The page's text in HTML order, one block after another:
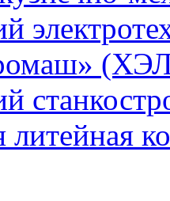
литейная